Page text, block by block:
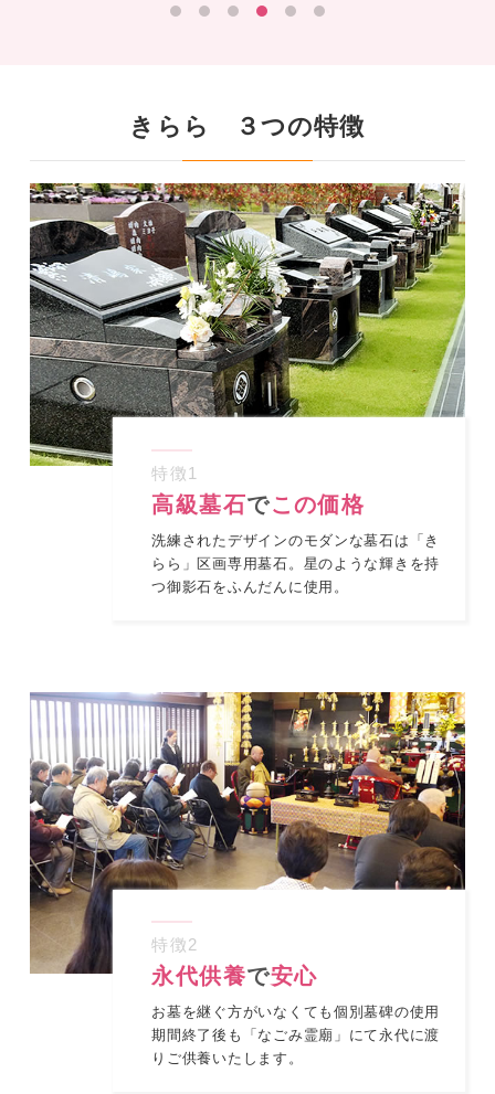
きらら ３つの特徴
特徴 1
高級墓石でこの価格
洗練されたデザインのモダンな墓石は「き
らら」区画専用墓石。星のような輝きを持
つ御影石をふんだんに使用。
特徴2
永代供養で安心
お墓を継ぐ方がいなくても個別墓碑の使用
期間終了後も「なごみ霊廟」にて永代に渡
りご供養いたします。